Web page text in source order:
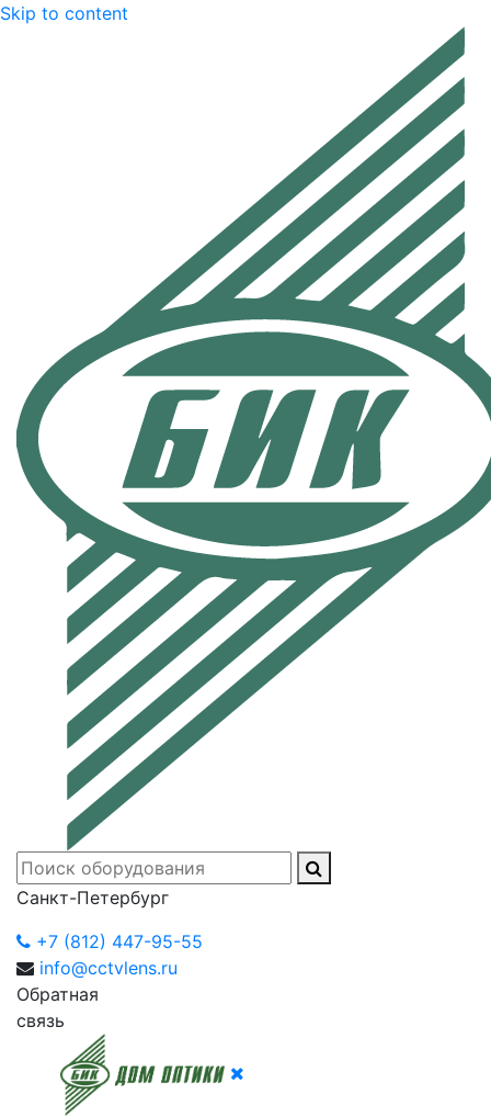
Skip to content
Санкт-Петербург
+7 (812) 447-95-55
info@cctvlens.ru
Обратная
связь